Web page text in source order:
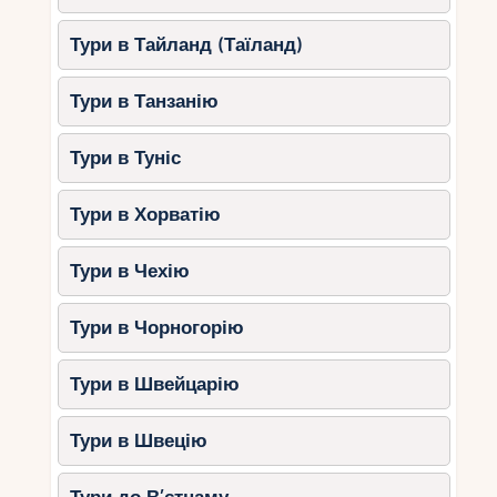
оточеним водою.
Dubai Safari Park
Тут можна побачити понад 2500 тварин із
різних куточків світу. Для сімейних прогулянок
доступні сафарі на автомобілі та зони для
пікніків.
Al Qudra Lakes
Це місце ідеальне для відпочинку на природі.
Озера, оточені пустелею, стануть чудовим
місцем для пікніка. Тут діти можуть побачити
рожеві фламінго та інші птахи.
Освітні центри
OliOli
Тури в Тайланд (Таїланд)
Тури в Танзанію
Тури в Туніс
Тури в Хорватію
Тури в Чехію
Тури в Чорногорію
Тури в Швейцарію
Тури в Швецію